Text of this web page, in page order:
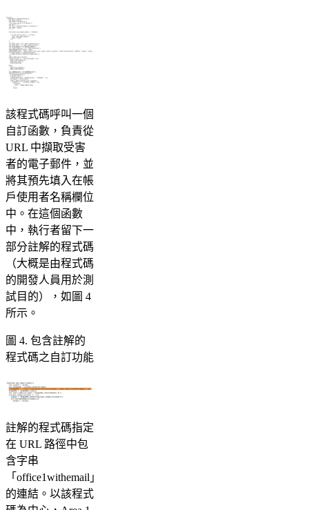
該程式碼呼叫一個
自訂函數，負責從
URL 中擷取受害
者的電子郵件，並
將其預先填入在帳
戶使用者名稱欄位
中。在這個函數
中，執行者留下一
部分註解的程式碼
（大概是由程式碼
的開發人員用於測
試目的），如圖 4
所示。
圖 4. 包含註解的
程式碼之自訂功能
註解的程式碼指定
在 URL 路徑中包
含字串
「office1withemail」
的連結。以該程式